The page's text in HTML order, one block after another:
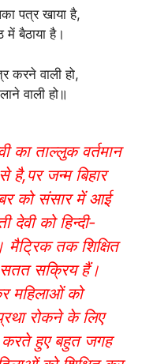
पत्र खाया है,
बैठाया है।
करने वाली हो,
वाली हो॥
का ताल्लुक वर्तमान
जन्म बिहार
को संसार में आई
देवी को हिन्दी-
मैट्रिक तक शिक्षित
सतत सक्रिय हैं।
महिलाओं को
रोकने के लिए
हुए बहुत जगह